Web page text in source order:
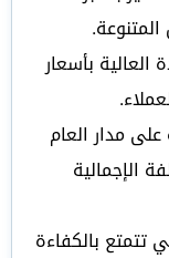
بأسعار
مدار العام
التكلفة الإجمالية
تتمتع بالكفاءة